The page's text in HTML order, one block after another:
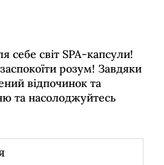
себе світ SPA-капсули!
розум! Завдяки
відпочинок та
та насолоджуйтесь